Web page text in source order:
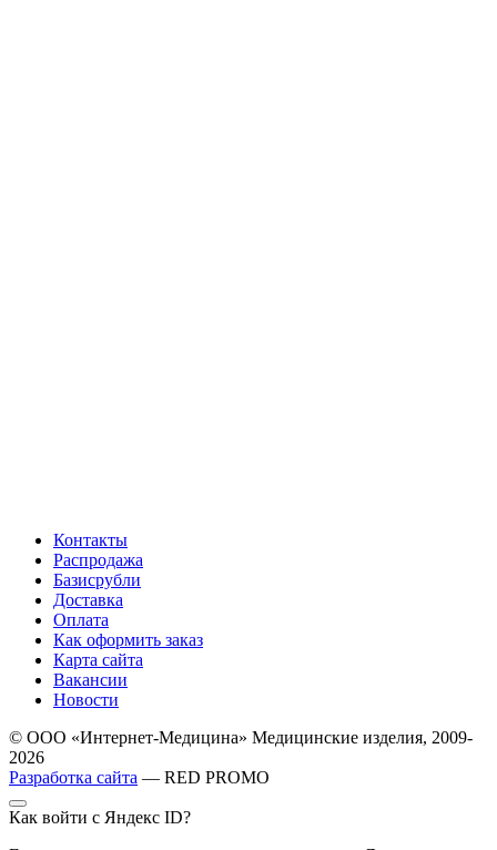
Контакты
Распродажа
Базисрубли
Доставка
Оплата
Как оформить заказ
Карта сайта
Вакансии
Новости
© ООО «Интернет-Медицина» Медицинские изделия, 2009-
2026
Разработка сайта — RED PROMO
Как войти с Яндекс ID?